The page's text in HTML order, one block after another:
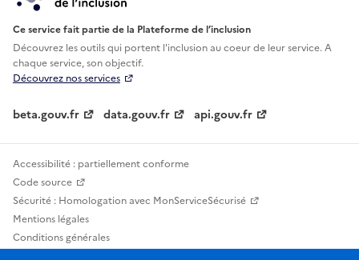
Ce service fait partie de la Plateforme de l’inclusion
Découvrez les outils qui portent l'inclusion aucoeur de leur service. A
chaque service, son objectif.
Découvrez nos services
beta.gouv.fr data.gouv.fr api.gouv.fr
Accessibilité : partiellement conforme
Code source
Sécurité : Homologation avec MonServiceSécurisé
Mentions légales
Conditions générales